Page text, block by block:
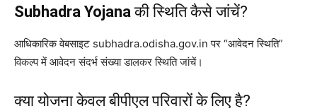
Subhadra Yojanaकी स्थिति कैसे जांचें?
आधिकारिक वेबसाइट subhadra.odisha.gov.in पर “आवेदन स्थिति”
विकल्प में आवेदन संदर्भ संख्या डालकर स्थिति जांचें।
क्या योजना केवल बीपीएल परिवारों के लिए है?